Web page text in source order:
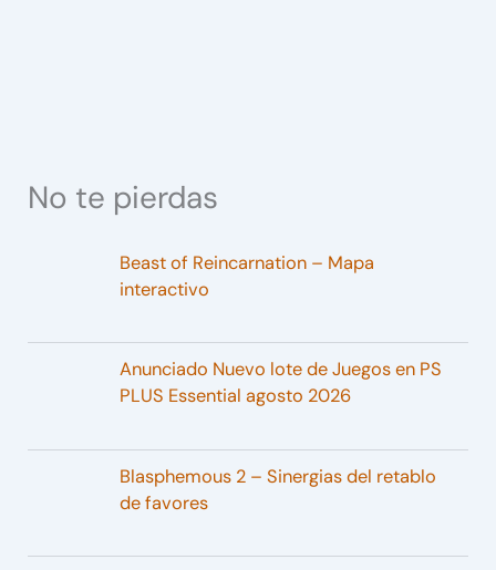
No te pierdas
Beast of Reincarnation – Mapa
interactivo
Anunciado Nuevo lote de Juegos en PS
PLUS Essential agosto 2026
Blasphemous 2 – Sinergias del retablo
de favores